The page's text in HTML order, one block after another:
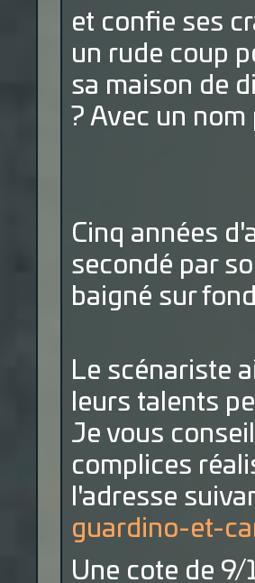
et confie ses
un rude coup
sa maison de
? Avec un
Cinq années
secondé par
baigné sur
Le scénariste
leurs talents
Je vous
complices
l'adresse
guardino-et-
Une cote de